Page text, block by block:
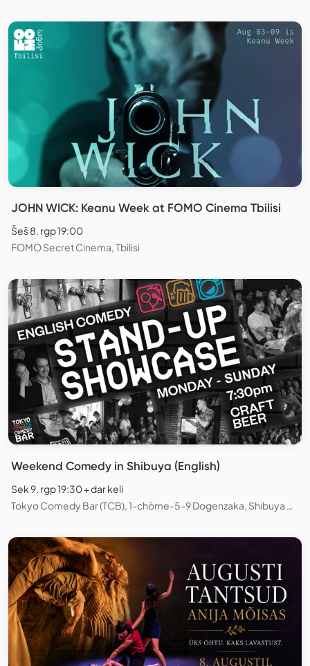
JOHN WICK: Keanu Week at FOMO Cinema Tbilisi
Šeš 8. rgp 19:00
FOMO Secret Cinema, Tbilisi
Weekend Comedy in Shibuya (English)
Sek 9. rgp 19:30 + dar keli
Tokyo Comedy Bar (TCB), 1-chōme-5-9 Dogenzaka, Shibuya City, Tokyo, Japan